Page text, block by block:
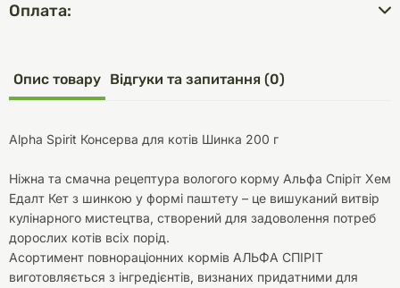
Оплата:
Опис товару Відгуки та запитання (0)
Alpha Spirit Консерва для котів Шинка 200 г
Ніжна та смачна рецептура вологого корму Альфа Спіріт Хем
Едалт Кет з шинкою у формі паштету – це вишуканий витвір
кулінарного мистецтва, створений для задоволення потреб
дорослих котів всіх порід.
Асортимент повнораціонних кормів АЛЬФА СПІРІТ
виготовляється з інгредієнтів, визнаних придатними для